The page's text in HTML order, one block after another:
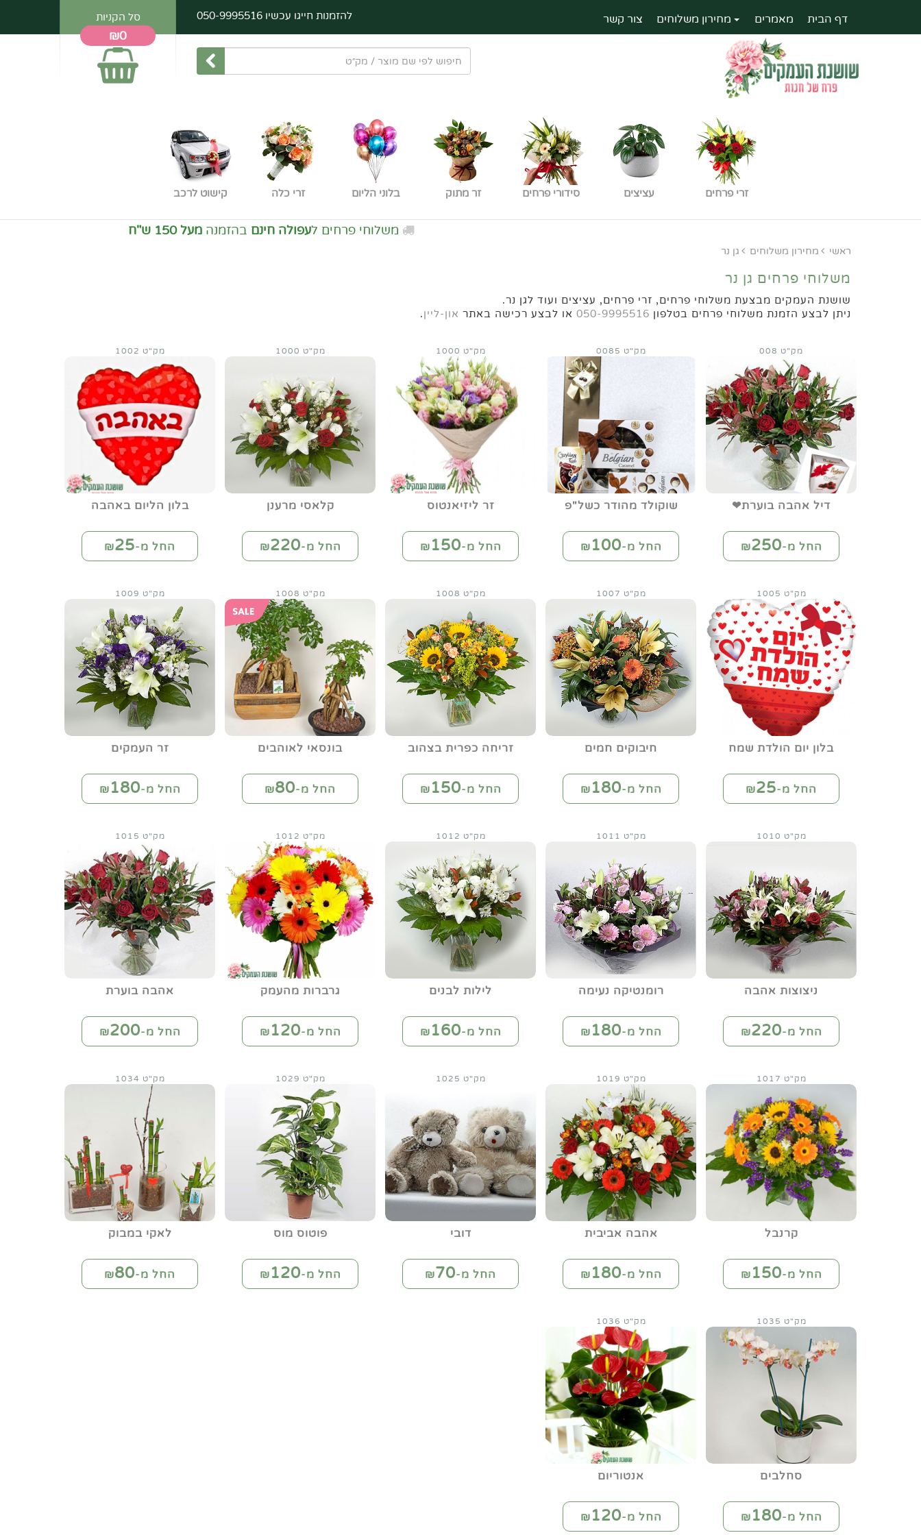
סל הקניות
₪0
להזמנות חייגו עכשיו 050-9995516 דף הבית מאמרים מחירון משלוחים צור קשר
זרי פרחים עציצים סידורי פרחים זר מתוק בלוני הליום זרי כלה קישוט לרכב
משלוחי פרחים לעפולה חינםבהזמנהמעל 150 ש"ח
ראשי מחירון משלוחים גן נר
משלוחי פרחים גן נר
שושנת העמקים מבצעת משלוחי פרחים, זרי פרחים, עציצים ועוד לגן נר.
ניתן לבצע הזמנת משלוחי פרחים בטלפון 050-9995516 או לבצע רכישה באתר און-ליין.
דיל אהבה בוערת❤
מק"ט 008
החל מ-₪250
שוקולד מהודר כשל"פ
מק"ט 0085
החל מ-₪100
זר ליזיאנטוס
מק"ט 1000
החל מ-₪150
קלאסי מרענן
מק"ט 1000
החל מ-₪220
בלון הליום באהבה
מק"ט 1002
החל מ-₪25
בלון יום הולדת שמח
מק"ט 1005
החל מ-₪25
חיבוקים חמים
מק"ט 1007
החל מ-₪180
זריחה כפרית בצהוב
מק"ט 1008
החל מ-₪150
בונסאי לאוהבים
מק"ט 1008
החל מ-₪80
זר העמקים
מק"ט 1009
החל מ-₪180
ניצוצות אהבה
מק"ט 1010
החל מ-₪220
רומנטיקה נעימה
מק"ט 1011
החל מ-₪180
לילות לבנים
מק"ט 1012
החל מ-₪160
גרברות מהעמק
מק"ט 1012
החל מ-₪120
אהבה בוערת
מק"ט 1015
החל מ-₪200
קרנבל
מק"ט 1017
החל מ-₪150
אהבה אביבית
מק"ט 1019
החל מ-₪180
דובי
מק"ט 1025
החל מ-₪70
פוטוס מוס
מק"ט 1029
החל מ-₪120
לאקי במבוק
מק"ט 1034
החל מ-₪80
סחלבים
מק"ט 1035
החל מ-₪180
אנטוריום
מק"ט 1036
החל מ-₪120